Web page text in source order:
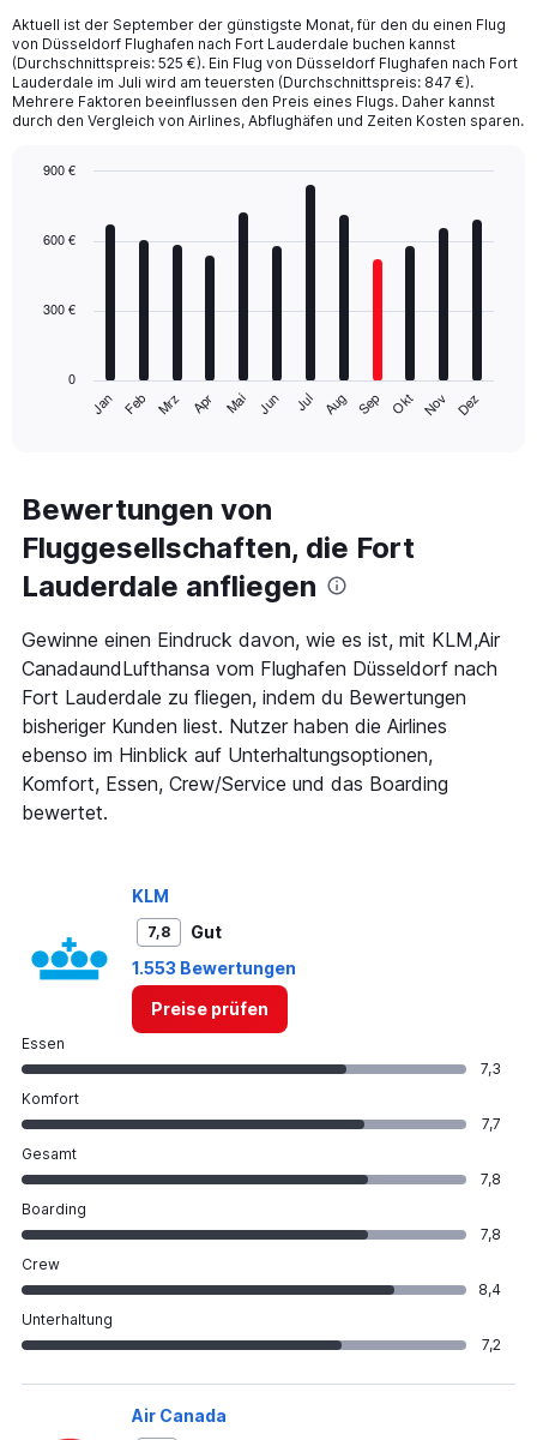
Aktuell ist der September der günstigste Monat, für den du einen Flug
von Düsseldorf Flughafen nach Fort Lauderdale buchen kannst
(Durchschnittspreis: 525 €). Ein Flug von Düsseldorf Flughafen nach Fort
Lauderdale im Juli wird am teuersten (Durchschnittspreis: 847 €).
Mehrere Faktoren beeinflussen den Preis eines Flugs. Daher kannst
durch den Vergleich von Airlines, Abflughäfen und Zeiten Kosten sparen.
with
The
Range:
12
categories.
The
chart
1
Y
axis
displaying
values.
Range:
0
to
900.
Jan Feb Mrz Apr Mai Jun Jul Aug Sep Okt Nov Dez
0
300 €
600 €
900 €
Bewertungen von
Fluggesellschaften, die Fort
Lauderdale anfliegen
Gewinne einen Eindruck davon, wie es ist, mit KLM,Air
CanadaundLufthansa vom Flughafen Düsseldorf nach
Fort Lauderdale zu fliegen, indem du Bewertungen
bisheriger Kunden liest. Nutzer haben die Airlines
ebenso im Hinblick auf Unterhaltungsoptionen,
Komfort, Essen, Crew/Service und das Boarding
bewertet.
KLM
7,8
Gut
1.553 Bewertungen
Preise prüfen
Essen
7,3
Komfort
7,7
Gesamt
7,8
Boarding
7,8
Crew
8,4
Unterhaltung
7,2
Air Canada